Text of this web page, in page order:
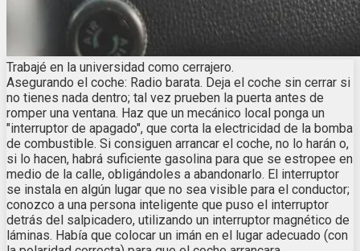
Trabajé en la universidad como cerrajero.
Asegurando el coche: Radio barata. Deja el coche sin cerrar si
no tienes nada dentro; tal vez prueben la puerta antes de
romper una ventana. Haz que un mecánico local ponga un
"interruptor de apagado", que corta la electricidad de la bomba
de combustible. Si consiguen arrancar el coche, no lo harán o,
si lo hacen, habrá suficiente gasolina para que se estropee en
medio de la calle, obligándoles a abandonarlo. El interruptor
se instala en algún lugar que no sea visible para el conductor;
conozco a una persona inteligente que puso el interruptor
detrás del salpicadero, utilizando un interruptor magnético de
láminas. Había que colocar un imán en el lugar adecuado (con